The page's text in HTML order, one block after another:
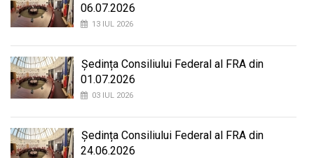
06.07.2026
13 IUL 2026
Ședința Consiliului Federal al FRA din
01.07.2026
03 IUL 2026
Ședința Consiliului Federal al FRA din
24.06.2026